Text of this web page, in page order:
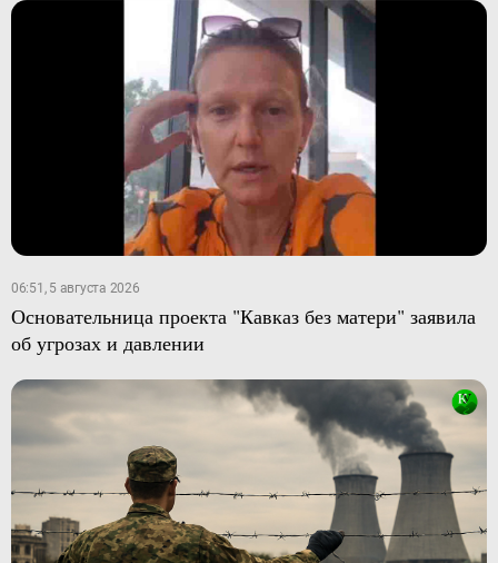
06:51, 5 августа 2026
Основательница проекта "Кавказ без матери" заявила
об угрозах и давлении